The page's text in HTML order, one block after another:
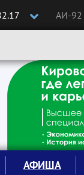
АИ-92
АФИША